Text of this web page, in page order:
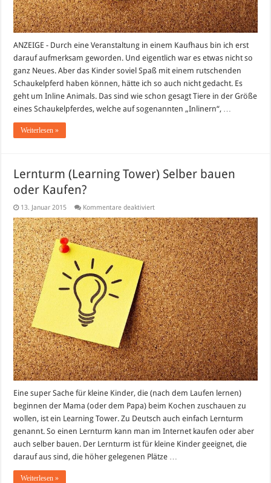
ANZEIGE - Durch eine Veranstaltung in einem Kaufhaus bin ich erst
darauf aufmerksam geworden. Und eigentlich war es etwas nicht so
ganz Neues. Aber das Kinder soviel Spaß mit einem rutschenden
Schaukelpferd haben können, hätte ich so auch nicht gedacht. Es
geht um Inline Animals. Das sind wie schon gesagt Tiere in der Größe
eines Schaukelpferdes, welche auf sogenannten „Inlinern“, …
Weiterlesen »
Lernturm (Learning Tower) Selber bauen
oder Kaufen?
13. Januar 2015 Kommentare deaktiviertfür
(Learning
Tower)
Selber
bauen
oder
Kaufen?
Eine super Sache für kleine Kinder, die (nach dem Laufen lernen)
beginnen der Mama (oder dem Papa) beim Kochen zuschauen zu
wollen, ist ein Learning Tower. Zu Deutsch auch einfach Lernturm
genannt. So einen Lernturm kann man im Internet kaufen oder aber
auch selber bauen. Der Lernturm ist für kleine Kinder geeignet, die
darauf aus sind, die höher gelegenen Plätze …
Weiterlesen »